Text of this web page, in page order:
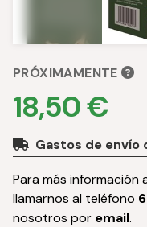
PRÓXIMAMENTE
18,50 €
Gastos de
Para más
llamarnos al teléfono
nosotros por email.